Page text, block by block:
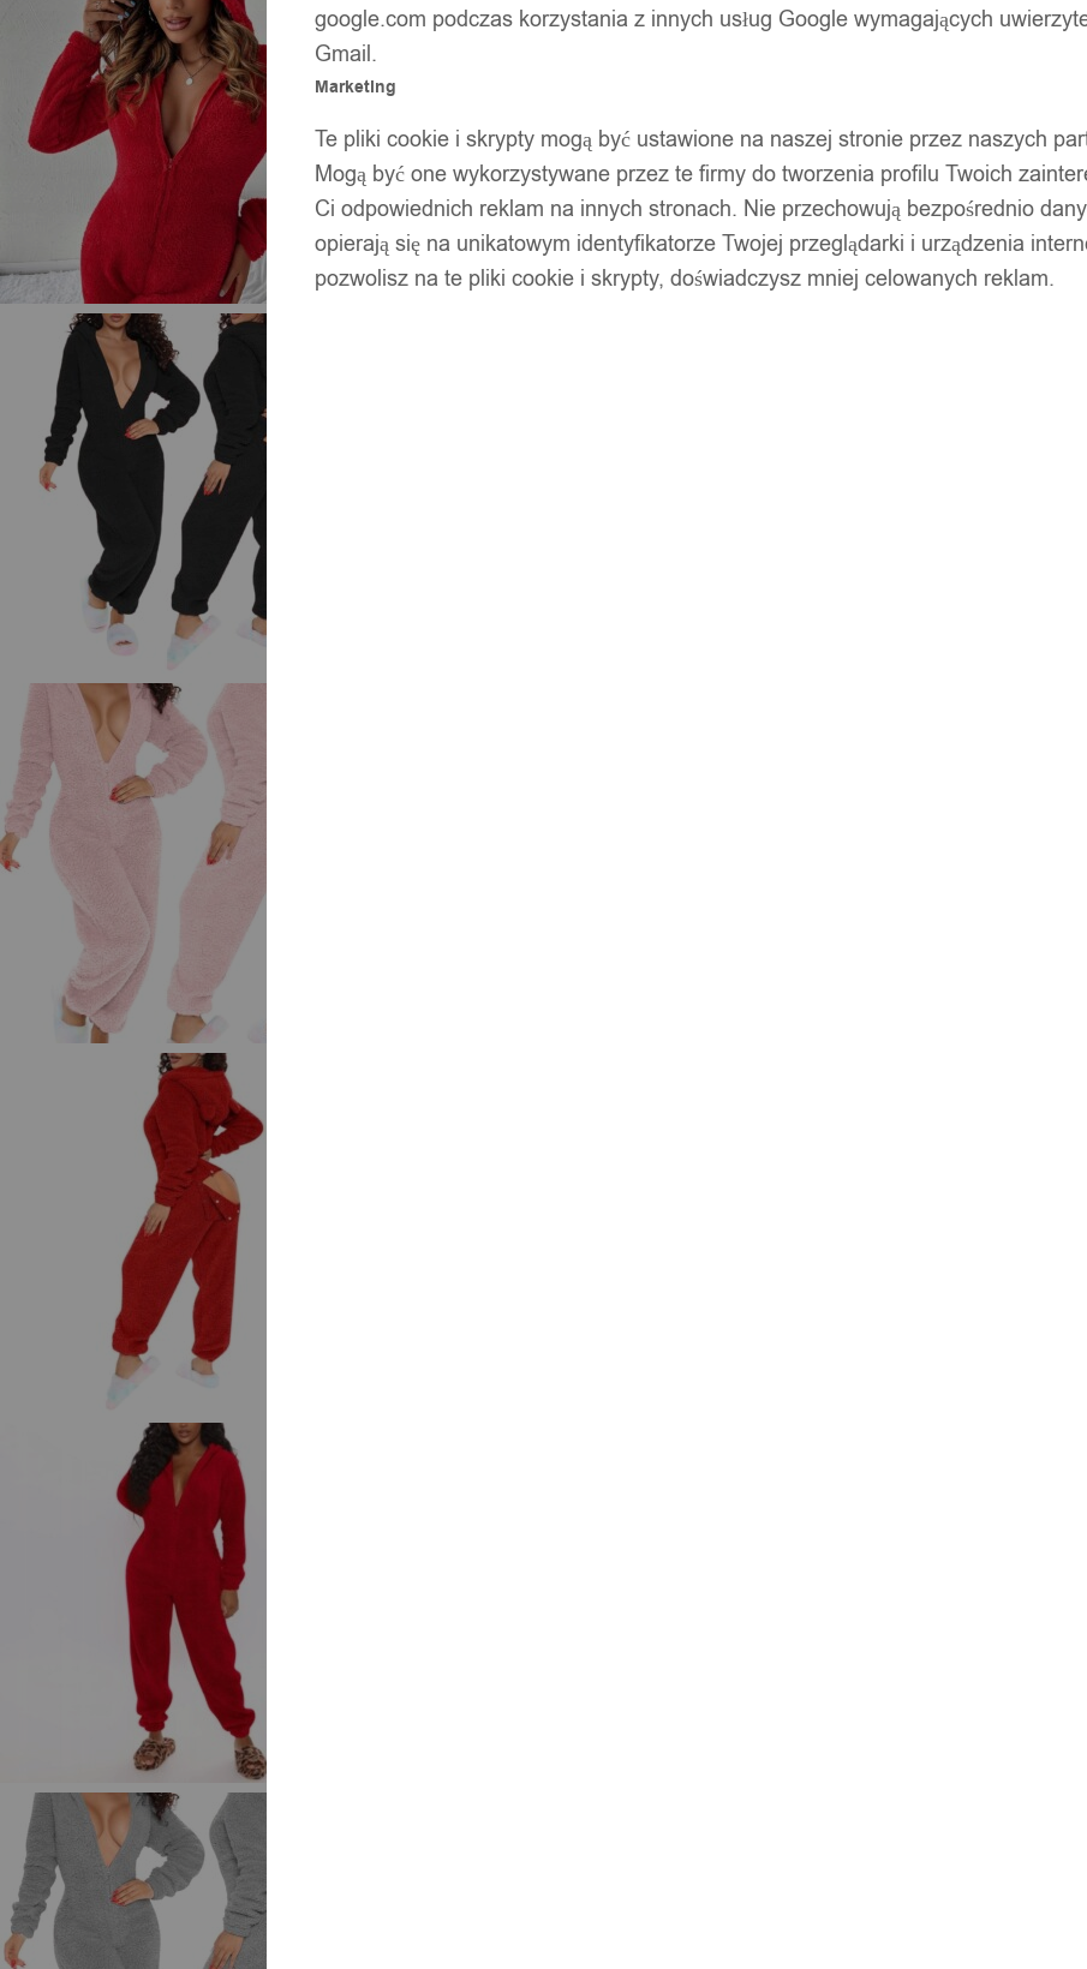
google.com podczas korzystania z innych usług Google wymagających
Gmail.
Marketing
Te pliki cookie i skrypty mogą być ustawione na naszej stronie przez naszych
Mogą być one wykorzystywane przez te firmy do tworzenia profilu Twoich
Ci odpowiednich reklam na innych stronach. Nie przechowują bezpośrednio
opierają się na unikatowym identyfikatorze Twojej przeglądarki i urządzenia
pozwolisz na te pliki cookie i skrypty, doświadczysz mniej celowanych reklam.